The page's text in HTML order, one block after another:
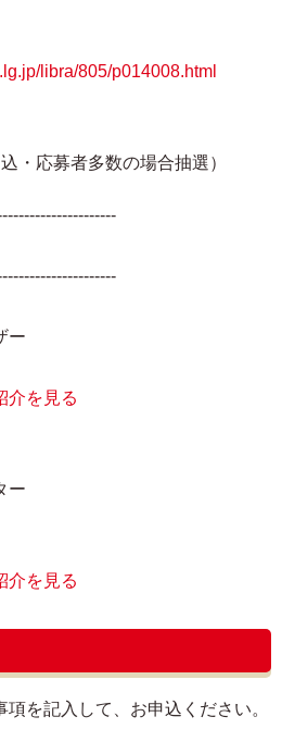
libra/805/p014008.html
募者多数の場合抽選）
ー
介を見る
ー
介を見る
を記入して、お申込ください。